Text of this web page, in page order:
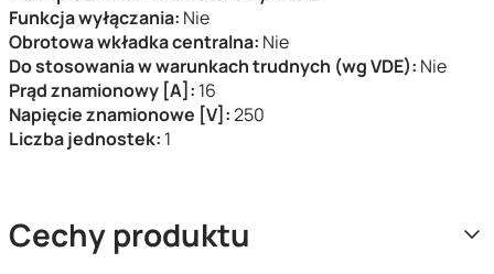
Funkcja wyłączania: Nie
Obrotowa wkładka centralna: Nie
Do stosowania w warunkach trudnych (wg VDE): Nie
Prąd znamionowy [A]: 16
Napięcie znamionowe [V]:250
Liczba jednostek: 1
Cechy produktu